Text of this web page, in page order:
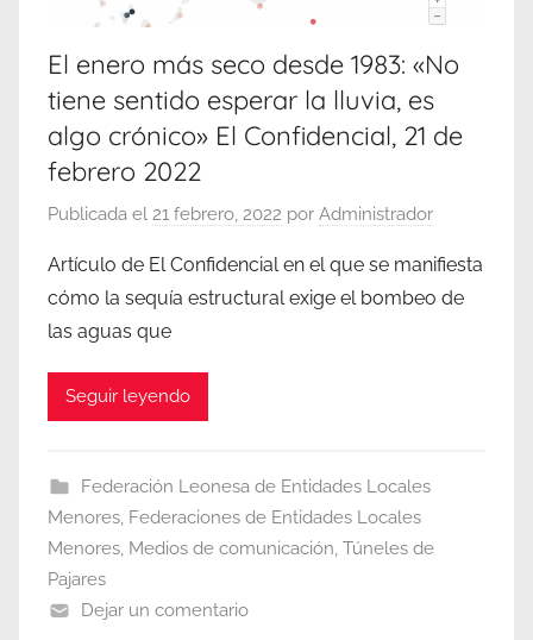
El enero más seco desde 1983: «No
tiene sentido esperar la lluvia, es
algo crónico» El Confidencial, 21 de
febrero 2022
Publicada el 21 febrero, 2022 por Administrador
Artículo de El Confidencial en el que se manifiesta
cómo la sequía estructural exige el bombeo de
las aguas que
Seguir leyendo
Federación Leonesa de Entidades Locales
Menores, Federaciones de Entidades Locales
Menores, Medios de comunicación, Túneles de
Pajares
Dejar un comentario